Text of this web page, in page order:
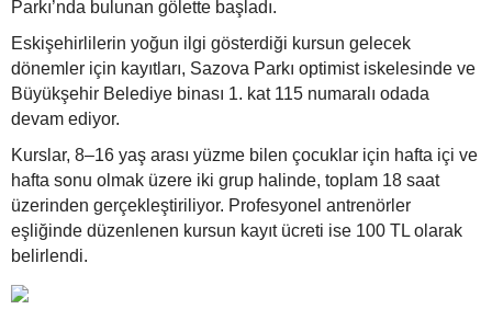
Parkı’nda bulunan gölette başladı.
Eskişehirlilerin yoğun ilgi gösterdiği kursun gelecek
dönemler için kayıtları, Sazova Parkı optimist iskelesinde ve
Büyükşehir Belediye binası 1. kat 115 numaralı odada
devam ediyor.
Kurslar, 8–16 yaş arası yüzme bilen çocuklar için hafta içi ve
hafta sonu olmak üzere iki grup halinde, toplam 18 saat
üzerinden gerçekleştiriliyor. Profesyonel antrenörler
eşliğinde düzenlenen kursun kayıt ücreti ise 100 TL olarak
belirlendi.